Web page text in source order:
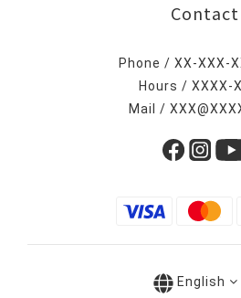
Contact
Phone / XX-XXX-
Hours / XXXX-
Mail /
English